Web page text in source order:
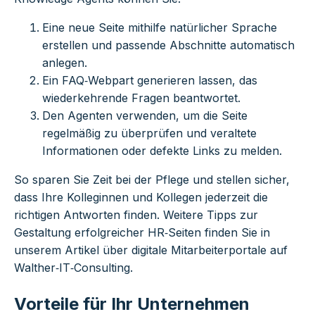
Eine neue Seite mithilfe natürlicher Sprache
erstellen und passende Abschnitte automatisch
anlegen.
Ein FAQ‑Webpart generieren lassen, das
wiederkehrende Fragen beantwortet.
Den Agenten verwenden, um die Seite
regelmäßig zu überprüfen und veraltete
Informationen oder defekte Links zu melden.
So sparen Sie Zeit bei der Pflege und stellen sicher,
dass Ihre Kolleginnen und Kollegen jederzeit die
richtigen Antworten finden. Weitere Tipps zur
Gestaltung erfolgreicher HR‑Seiten finden Sie in
unserem Artikel über digitale Mitarbeiterportale auf
Walther‑IT‑Consulting.
Vorteile für Ihr Unternehmen